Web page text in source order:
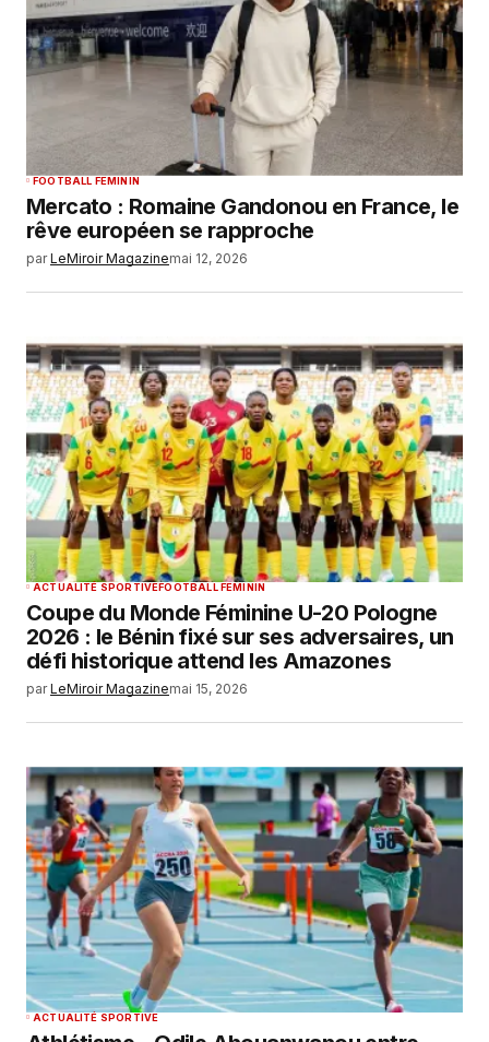
FOOTBALL FEMININ
Mercato : Romaine Gandonou en France, le
rêve européen se rapproche
par LeMiroir Magazinemai 12, 2026
ACTUALITÉ SPORTIVEFOOTBALL FEMININ
Coupe du Monde Féminine U-20 Pologne
2026 : le Bénin fixé sur ses adversaires, un
défi historique attend les Amazones
par LeMiroir Magazinemai 15, 2026
ACTUALITÉ SPORTIVE